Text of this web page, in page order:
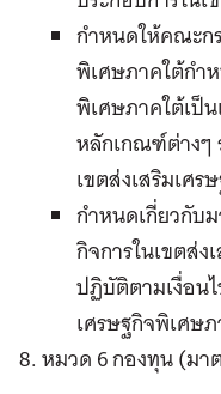
กำหนดให้คณะก
พิเศษภาคใต้กำ
พิเศษภาคใต้เป็
หลักเกณฑ์ต่างๆ
เขตส่งเสริมเศ
กำหนดเกี่ยวกับ
กิจการในเขตส่
ปฏิบัติตามเงื่อน
เศรษฐกิจพิเศษ
8. หมวด 6 กองทุน (มา